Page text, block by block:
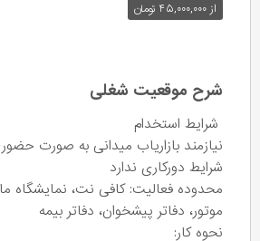
از ۴۵,۰۰۰,۰۰۰ تومان
شرح موقعیت شغلی
شرایط استخدام
نیازمند بازاریاب میدانی به صورت
شرایط دورکاری ندارد
محدوده فعالیت: کافی نت، نمایشگاه
موتور، دفاتر پیشخوان، دفاتر بیمه
نحوه کار: